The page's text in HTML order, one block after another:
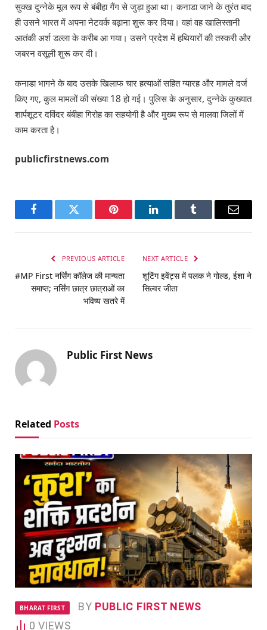
सुक्ख दुन्नेके मूल रूप से बंबीहा गैंग से जुड़ा हुआ था। कनाडा जाने के तुरंत बाद
ही उसने भारत में अपना नेटवर्क बढ़ाना शुरू कर दिया। वहां वह खालिस्तानी
आतंकी अर्श डल्ला के करीब आ गया। उसने प्रदेश में हथियारों की तस्करी और
जबरन वसूली शुरू कर दी।
कनाडा भागने के बाद उसके खिलाफ चार हत्याओं सहित ग्यारह और मामले दर्ज
किए गए, कुल मामलों की संख्या 18 हो गई। पुलिस के अनुसार, दुन्नेके कुख्यात
शार्पशूटर दविंदर बंबीहा गिरोह का सहयोगी है और मुख्य रूप से मालवा जिलों में
काम करता है।
publicfirstnews.com
FacebookTwitter Pinterest LinkedInTumblr Email
PREVIOUS ARTICLE
#MP First नर्सिंग कॉलेज की मान्यता
समाप्त; नर्सिंग छात्र छात्राओं का
भविष्य खतरे में
NEXT ARTICLE
शूटिंग इवेंट्स में पलक ने गोल्ड, ईशा ने
सिल्वर जीता
Public First News
Related Posts
BHARAT FIRST BY PUBLIC FIRST NEWS
0 VIEWS